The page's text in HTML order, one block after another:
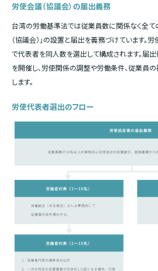
労使会議（協議会）の届出義務
台湾の労働基準法では従業員数に関係なく全て
（協議会）」の設置と届出を義務づけています
で代表者を同人数を選出して構成されます。届
を開催し、労使関係の調整や労働条件、従業員
します。
労使代表者選出のフロー